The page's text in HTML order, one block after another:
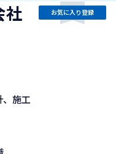
社 お気に入り登録
計、施工